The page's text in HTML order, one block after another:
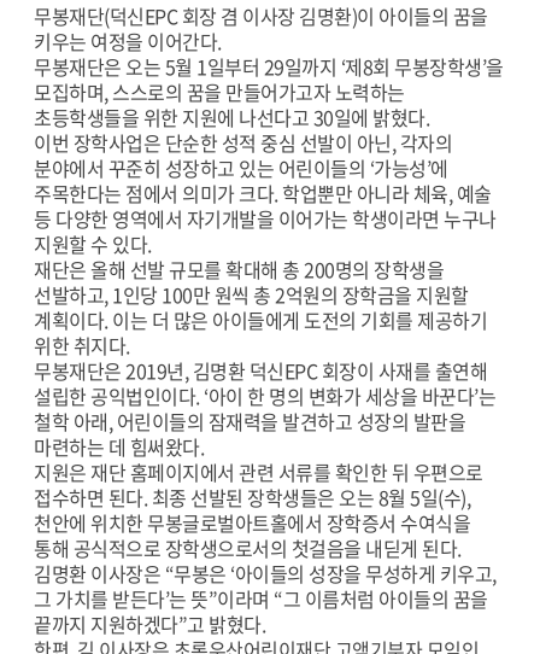
무봉재단(덕신EPC 회장 겸 이사장 김명환)이 아이들의 꿈을
키우는 여정을 이어간다.
무봉재단은 오는 5월 1일부터 29일까지 ‘제8회 무봉장학생’을
모집하며, 스스로의 꿈을 만들어가고자 노력하는
초등학생들을 위한 지원에 나선다고 30일에 밝혔다.
이번 장학사업은 단순한 성적 중심 선발이 아닌, 각자의
분야에서 꾸준히 성장하고 있는 어린이들의 ‘가능성’에
주목한다는 점에서 의미가 크다. 학업뿐만 아니라 체육, 예술
등 다양한 영역에서 자기개발을 이어가는 학생이라면 누구나
지원할 수 있다.
재단은 올해 선발 규모를 확대해 총 200명의 장학생을
선발하고, 1인당 100만 원씩 총 2억원의 장학금을 지원할
계획이다. 이는 더 많은 아이들에게 도전의 기회를 제공하기
위한 취지다.
무봉재단은 2019년, 김명환 덕신EPC 회장이 사재를 출연해
설립한 공익법인이다. ‘아이 한 명의 변화가 세상을 바꾼다’는
철학 아래, 어린이들의 잠재력을 발견하고 성장의 발판을
마련하는 데 힘써왔다.
지원은 재단 홈페이지에서 관련 서류를 확인한 뒤 우편으로
접수하면 된다. 최종 선발된 장학생들은 오는 8월 5일(수),
천안에 위치한 무봉글로벌아트홀에서 장학증서 수여식을
통해 공식적으로 장학생으로서의 첫걸음을 내딛게 된다.
김명환 이사장은 “무봉은 ‘아이들의 성장을 무성하게 키우고,
그 가치를 받든다’는 뜻”이라며 “그 이름처럼 아이들의 꿈을
끝까지 지원하겠다”고 밝혔다.